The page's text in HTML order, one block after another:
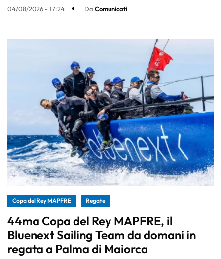
04/08/2026 - 17:24 Da Comunicati
Copa del Rey MAPFRE Regate
44ma Copa del Rey MAPFRE, il
Bluenext Sailing Team da domani in
regata a Palma di Maiorca